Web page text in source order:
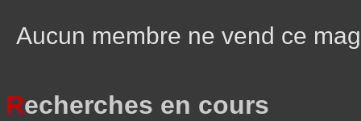
Aucun membre ne vend ce
Recherches en cours